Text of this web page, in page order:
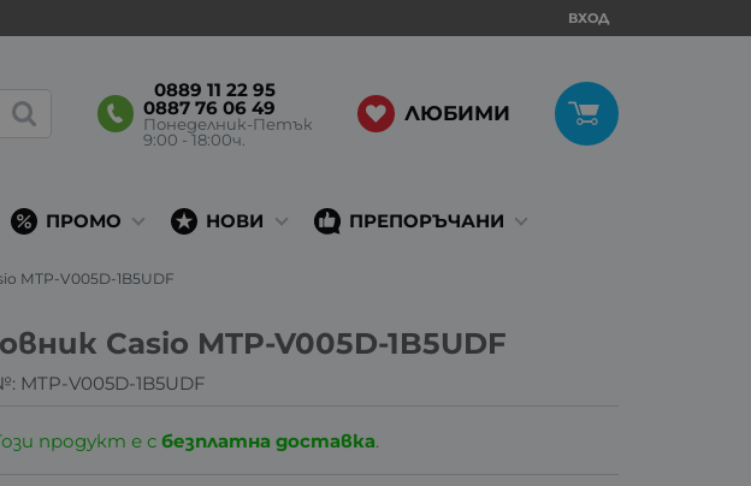
ВХОД
0889 11 22 95
0887 76 06 49
Понеделник-Петък
9:00 - 18:00ч.
ЛЮБИМИ
ПРОМО НОВИ ПРЕПОРЪЧАНИ
MTP-V005D-1B5UDF
Casio MTP-V005D-1B5UDF
MTP-V005D-1B5UDF
продукт е сбезплатна доставка.